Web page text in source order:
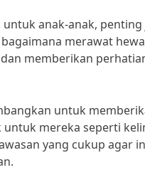
anak-anak,
merawat
memberikan
untuk
mereka seperti
yang cukup agar